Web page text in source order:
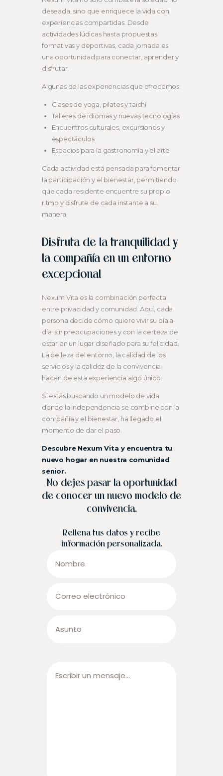
deseada, sino que enriquece la vida con
experiencias compartidas. Desde
actividades lúdicas hasta propuestas
formativas y deportivas, cada jornada es
una oportunidad para conectar, aprender y
disfrutar.
Algunas de las experiencias que ofrecemos:
Clases de yoga, pilates y taichí
Talleres de idiomas y nuevas tecnologías
Encuentros culturales, excursiones y
espectáculos
Espacios para la gastronomía y el arte
Cada actividad está pensada para fomentar
la participación y el bienestar, permitiendo
que cada residente encuentre su propio
ritmo y disfrute de cada instante a su
manera.
Disfruta de la tranquilidad y
la compañía en un entorno
excepcional
Nexum Vita es la combinación perfecta
entre privacidad y comunidad. Aquí, cada
persona decide cómo quiere vivir su día a
día, sin preocupaciones y con la certeza de
estar en un lugar diseñado para su felicidad.
La belleza del entorno, la calidad de los
servicios y la calidez de la convivencia
hacen de esta experiencia algo único.
Si estás buscando un modelo de vida
donde la independencia se combine con la
compañía y el bienestar, ha llegado el
momento de dar el paso.
Descubre Nexum Vita y encuentra tu
nuevo hogar en nuestra comunidad
senior.
No dejes pasar la oportunidad
de conocer un nuevo modelo de
convivencia.
Rellena tus datos y recibe
información personalizada.